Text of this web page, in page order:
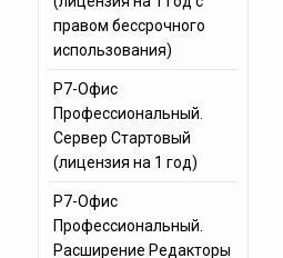
правом бессрочного
использования)
Р7-Офис
Профессиональный.
Сервер Стартовый
(лицензия на 1 год)
Р7-Офис
Профессиональный.
Расширение Редакторы